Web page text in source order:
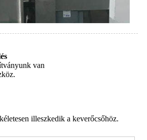
van
illeszkedik a keverőcsőhöz.